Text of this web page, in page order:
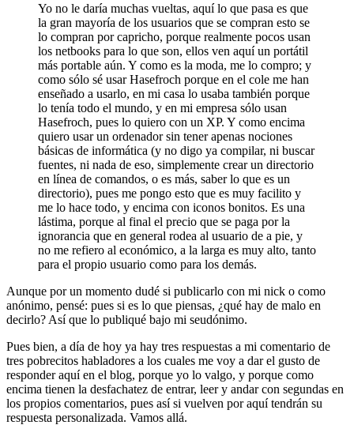
Yo no le daría muchas vueltas, aquí lo que pasa es que
la gran mayoría de los usuarios que se compran esto se
lo compran por capricho, porque realmente pocos usan
los netbooks para lo que son, ellos ven aquí un portátil
más portable aún. Y como es la moda, me lo compro; y
como sólo sé usar Hasefroch porque en el cole me han
enseñado a usarlo, en mi casa lo usaba también porque
lo tenía todo el mundo, y en mi empresa sólo usan
Hasefroch, pues lo quiero con un XP. Y como encima
quiero usar un ordenador sin tener apenas nociones
básicas de informática (y no digo ya compilar, ni buscar
fuentes, ni nada de eso, simplemente crear un directorio
en línea de comandos, o es más, saber lo que es un
directorio), pues me pongo esto que es muy facilito y
me lo hace todo, y encima con iconos bonitos. Es una
lástima, porque al final el precio que se paga por la
ignorancia que en general rodea al usuario de a pie, y
no me refiero al económico, a la larga es muy alto, tanto
para el propio usuario como para los demás.
Aunque por un momento dudé si publicarlo con mi nick o como
anónimo, pensé: pues si es lo que piensas, ¿qué hay de malo en
decirlo? Así que lo publiqué bajo mi seudónimo.
Pues bien, a día de hoy ya hay tres respuestas a mi comentario de
tres pobrecitos habladores a los cuales me voy a dar el gusto de
responder aquí en el blog, porque yo lo valgo, y porque como
encima tienen la desfachatez de entrar, leer y andar con segundas en
los propios comentarios, pues así si vuelven por aquí tendrán su
respuesta personalizada. Vamos allá.